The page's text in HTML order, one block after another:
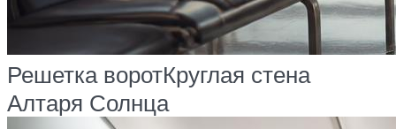
Решетка воротКруглая стена
Алтаря Солнца